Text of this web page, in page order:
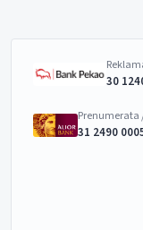
30
Prenumerata
31 2490